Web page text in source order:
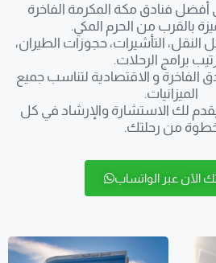
فنادق مكة المكرمة الفاخرة
بالقرب من الحرم المكي.
التأشيرات، حجوزات الطيران،
برامج الرحلات.
الفاخرة و الاقتصادية لتناسب جميع
الميزانيات.
لك الاستشارة والإرشاد في كل
من رحلتك.
الآن عبر الواتساب